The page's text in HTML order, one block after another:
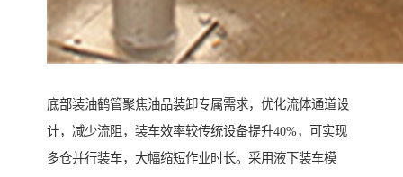
底部装油鹤管聚焦油品装卸专属需求，优化流体通道设
计，减少流阻，装车效率较传统设备提升40%，可实现
多仓并行装车，大幅缩短作业时长。采用液下装车模